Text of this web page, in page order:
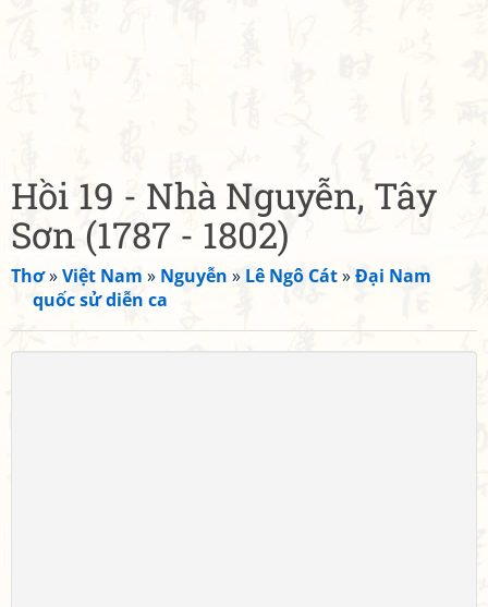
Hồi 19 - Nhà Nguyễn, Tây
Sơn (1787 - 1802)
Thơ»Việt Nam » Nguyễn » Lê Ngô Cát»Đại Nam
quốc sử diễn ca